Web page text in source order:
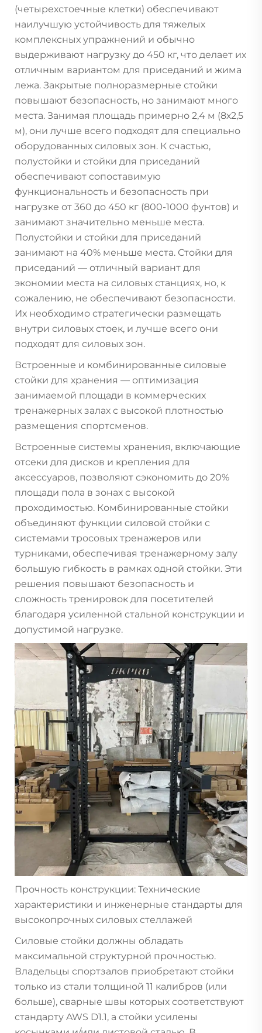
(четырехстоечные клетки) обеспечивают
наилучшую устойчивость для тяжелых
комплексных упражнений и обычно
выдерживают нагрузку до 450 кг, что делает их
отличным вариантом для приседаний и жима
лежа. Закрытые полноразмерные стойки
повышают безопасность, но занимают много
места. Занимая площадь примерно 2,4 м (8х2,5
м), они лучше всего подходят для специально
оборудованных силовых зон. К счастью,
полустойки и стойки для приседаний
обеспечивают сопоставимую
функциональность и безопасность при
нагрузке от 360 до 450 кг (800-1000 фунтов) и
занимают значительно меньше места.
Полустойки и стойки для приседаний
занимают на 40% меньше места. Стойки для
приседаний — отличный вариант для
экономии места на силовых станциях, но, к
сожалению, не обеспечивают безопасности.
Их необходимо стратегически размещать
внутри силовых стоек, и лучше всего они
подходят для силовых зон.
Встроенные и комбинированные силовые
стойки для хранения — оптимизация
занимаемой площади в коммерческих
тренажерных залах с высокой плотностью
размещения спортсменов.
Встроенные системы хранения, включающие
отсеки для дисков и крепления для
аксессуаров, позволяют сэкономить до 20%
площади пола в зонах с высокой
проходимостью. Комбинированные стойки
объединяют функции силовой стойки с
системами тросовых тренажеров или
турниками, обеспечивая тренажерному залу
большую гибкость в рамках одной стойки. Эти
решения повышают безопасность и
сложность тренировок для посетителей
благодаря усиленной стальной конструкции и
допустимой нагрузке.
Прочность конструкции: Технические
характеристики и инженерные стандарты для
высокопрочных силовых стеллажей
Силовые стойки должны обладать
максимальной структурной прочностью.
Владельцы спортзалов приобретают стойки
только из стали толщиной 11 калибров (или
больше), сварные швы которых соответствуют
стандарту AWS D1.1, а стойки усилены